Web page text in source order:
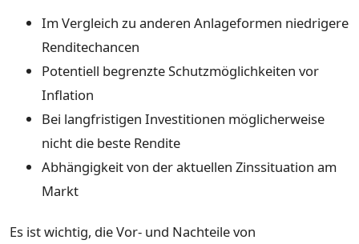
Im Vergleich zu anderen Anlageformen niedrigere
Renditechancen
Potentiell begrenzte Schutzmöglichkeiten vor
Inflation
Bei langfristigen Investitionen möglicherweise
nicht die beste Rendite
Abhängigkeit von der aktuellen Zinssituation am
Markt
Es ist wichtig, die Vor- und Nachteile von